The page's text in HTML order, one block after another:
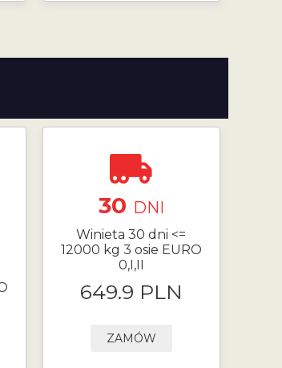
30 DNI
Winieta 30 dni <=
12000 kg 3 osie EURO
0,I,II
649.9 PLN
ZAMÓW